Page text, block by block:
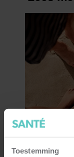
Toestemming